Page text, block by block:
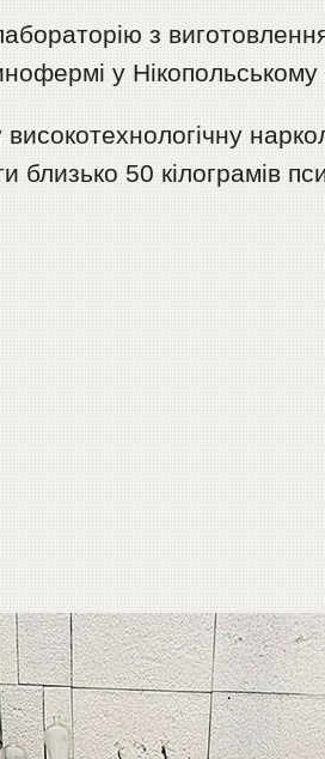
з
у Нікопольському
близько 50 кілограмів